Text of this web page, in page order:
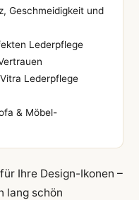
Geschmeidigkeit und
Lederpflege
Lederpflege
& Möbel-
Ihre Design-Ikonen –
lang schön